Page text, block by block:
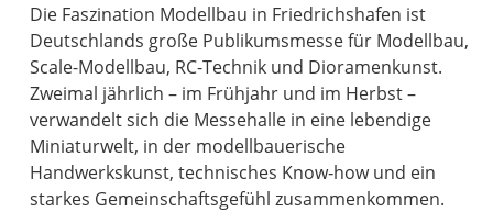
Die Faszination Modellbau in Friedrichshafen ist
Deutschlands große Publikumsmesse für Modellbau,
Scale-Modellbau, RC-Technik und Dioramenkunst.
Zweimal jährlich – im Frühjahr und im Herbst –
verwandelt sich die Messehalle in eine lebendige
Miniaturwelt, in der modellbauerische
Handwerkskunst, technisches Know‑how und ein
starkes Gemeinschaftsgefühl zusammenkommen.